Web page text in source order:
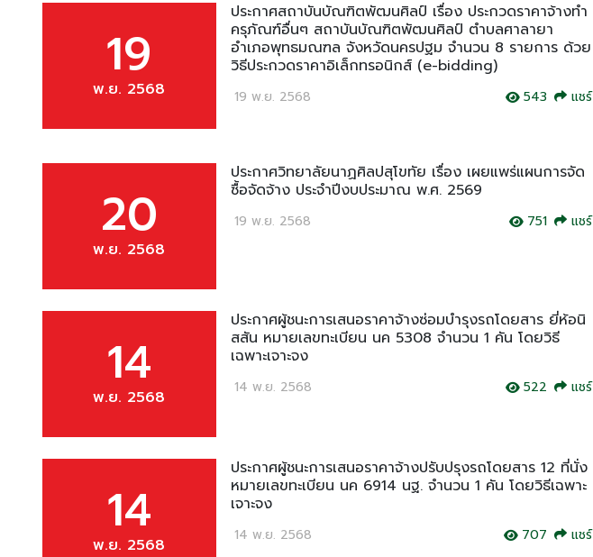
19
พ.ย. 2568
ประกาศสถาบันบัณฑิตพัฒนศิลป์ เรื่อง ประกวดราคาจ้างทำ
ครุภัณฑ์อื่นๆ สถาบันบัณฑิตพัฒนศิลป์ ตำบลศาลายา
อำเภอพุทธมณฑล จังหวัดนครปฐม จำนวน 8 รายการ ด้วย
วิธีประกวดราคาอิเล็กทรอนิกส์ (e-bidding)
19 พ.ย. 2568 543 แชร์
20
พ.ย. 2568
ประกาศวิทยาลัยนาฏศิลปสุโขทัย เรื่อง เผยแพร่แผนการจัด
ซื้อจัดจ้าง ประจำปีงบประมาณ พ.ศ. 2569
19 พ.ย. 2568 751 แชร์
14
พ.ย. 2568
ประกาศผู้ชนะการเสนอราคาจ้างซ่อมบำรุงรถโดยสาร ยี่ห้อนิ
สสัน หมายเลขทะเบียน นค 5308 จำนวน 1 คัน โดยวิธี
เฉพาะเจาะจง
14 พ.ย. 2568 522 แชร์
14
พ.ย. 2568
ประกาศผู้ชนะการเสนอราคาจ้างปรับปรุงรถโดยสาร 12 ที่นั่ง
หมายเลขทะเบียน นค 6914 นฐ. จำนวน 1 คัน โดยวิธีเฉพาะ
เจาะจง
14 พ.ย. 2568 707 แชร์